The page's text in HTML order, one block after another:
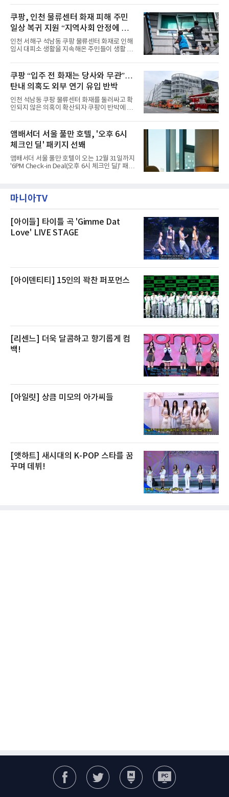
유료 회원 고객을 대상으로 5% 추가 할인 또는
바우처 1매 추가
이야기를 담은 인형 극장 콘셉트의 공간 ‘앰버드
시어터(Ambird Theater)’를 새롭게 선보인
다”고 밝혔다.앰배서더 서울 풀만 호텔은 로비
한편에 마련된 앰버드 존을 통해 앰버드의 세계
관을 소개해왔다. 앰버드 존은 앰버드가 우주여
행 중 수집한 다양한 굿즈를 전시한 '앰버드 플래
닛(Ambird Planet)과 계절별 플라워 연출로 사
라 극장을 모티브로 한 데코레이션으로 구성됐
다. 무대 공간 및 티켓 박스
쿠팡, 인천 물류센터 화재 피해 주민
일상 복귀 지원 “지역사회 안정에 총
력”
인천 서해구 석남동 쿠팡 물류센터 화재로 인해
임시 대피소 생활을 지속해온 주민들이 생활 터
필먼트서비스(CFS)가 지난 28일부터 화재 피해
주민을 대상으로 전문 출장 청소서비스 지원에
나섬으로써 본격적인 지역사회 복구 작업이 시
작된 것이다.대피소 주민 중심 청소 접수, 첫날
부터 2가구 지원 완료CFS는 신현초등학교, 신
현북초등학교, 신현여자중학교 등 인천 서해구
관내 임시 대피소 3곳에서 체류해온 화재 피해
민들의 호응 속에 CFS는 즉시 행동에 나섰다. 지
난 28일 오후 전문 청소업체와
쿠팡 “입주 전 화재는 당사와 무관”…
탄내 의혹도 외부 연기 유입 반박
인천 석남동 쿠팡 물류센터 화재를 둘러싸고 확
인되지 않은 의혹이 확산되자 쿠팡이 반박에 나
에 대해서는 외부 화재 연기 유입이라고 설명했
고, 2023년 같은 물류센터에서 발생한 화재에
대해서도 쿠팡 입주 전 공사 과정에서 벌어진 일
이라며 선을 그었다.쿠팡은 21일 인천 물류센터
내부에서 불이 타는 냄새가 났다는 의혹과 관련
해 “사실무근”이라는 입장을 밝혔다.회사 측은
“인근에서 지난 15일 다른 회사에서 발생한 대
것으로 확인됐다”고 설명했다.이어 “정확한 화
재 원인은 추후 조사될
앰배서더 서울 풀만 호텔, '오후 6시
체크인 딜' 패키지 선봬
앰배서더 서울 풀만 호텔이 오는 12월 31일까지
'6PM Check-in Deal(오후 6시 체크인 딜)' 패키
텔 측은 “퇴근 후 또는 주말 도심 속에서 짧지만
온전한 휴식을 원하는 고객들에게 특별한 경험
제큐티브 두 가지 타입으로 구성된다. 디럭스 패
키지는 객실 1박(룸 온리)으로 심플한 호캉스를
즐길 수 있으며, 이그제큐티브 패키지는 객실 1
마니아TV
[아이들] 타이틀 곡 'Gimme Dat
Love' LIVE STAGE
[아이덴티티] 15인의 꽉찬 퍼포먼스
[리센느] 더욱 달콤하고 향기롭게 컴
백!
[아일릿] 상큼 미모의 아가씨들
[앳하트] 새시대의 K-POP 스타를 꿈
꾸며 데뷔!